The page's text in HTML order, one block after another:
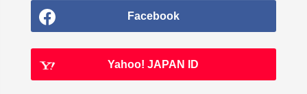
Facebook
Yahoo! JAPAN ID